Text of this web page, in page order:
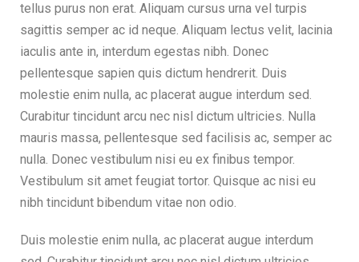
tellus purus non erat. Aliquam cursus urna vel turpis
sagittis semper ac id neque. Aliquam lectus velit, lacinia
iaculis ante in, interdum egestas nibh. Donec
pellentesque sapien quis dictum hendrerit. Duis
molestie enim nulla, ac placerat augue interdum sed.
Curabitur tincidunt arcu nec nisl dictum ultricies. Nulla
mauris massa, pellentesque sed facilisis ac, semper ac
nulla. Donec vestibulum nisi eu ex finibus tempor.
Vestibulum sit amet feugiat tortor. Quisque ac nisi eu
nibh tincidunt bibendum vitae non odio.
Duis molestie enim nulla, ac placerat augue interdum